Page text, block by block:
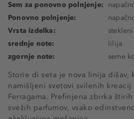
Storie di seta je nova linija dišav,
namišljeni svetovi svilenih kreacij
Ferragama. Prefinjena zbirka
svežih parfumov, vsako
Sem za ponovno polnjenje:
Ponovno polnjenje:
Vrsta izdelka:
srednje note:
lilija
zgornje note:
seme